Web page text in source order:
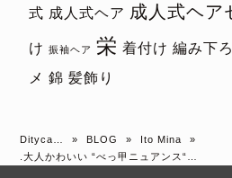
式 成人式ヘア 成人式ヘア
け 振袖ヘア 栄 着付け 編み下
メ 錦 髪飾り
Dityca… » BLOG » Ito Mina
»
.大人かわいい “べっ甲ニュアンス“…